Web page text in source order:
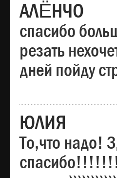
АЛЁНЧО
спасибо
резать
дней пойду
ЮЛИЯ
То,что надо!